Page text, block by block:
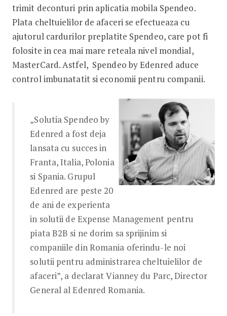
trimit deconturi prin aplicatia mobila Spendeo.
Plata cheltuielilor de afaceri se efectueaza cu
ajutorul cardurilor preplatite Spendeo, care pot fi
folosite in cea mai mare reteala nivel mondial,
MasterCard. Astfel, Spendeo by Edenred aduce
control imbunatatit si economii pentru companii.
„Solutia Spendeo by
Edenred a fost deja
lansata cu succes in
Franta, Italia, Polonia
si Spania. Grupul
Edenred are peste 20
de ani de experienta
in solutii de Expense Management pentru
piata B2B si ne dorim sa sprijinim si
companiile din Romania oferindu-le noi
solutii pentru administrarea cheltuielilor de
afaceri”, a declarat Vianney du Parc, Director
General al Edenred Romania.